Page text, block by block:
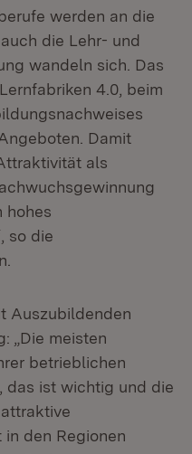
werden an die
die Lehr- und
wandeln sich. Das
4.0, beim
Damit
als
hohes
so die
Auszubildenden
„Die meisten
betrieblichen
das ist wichtig und die
in den Regionen